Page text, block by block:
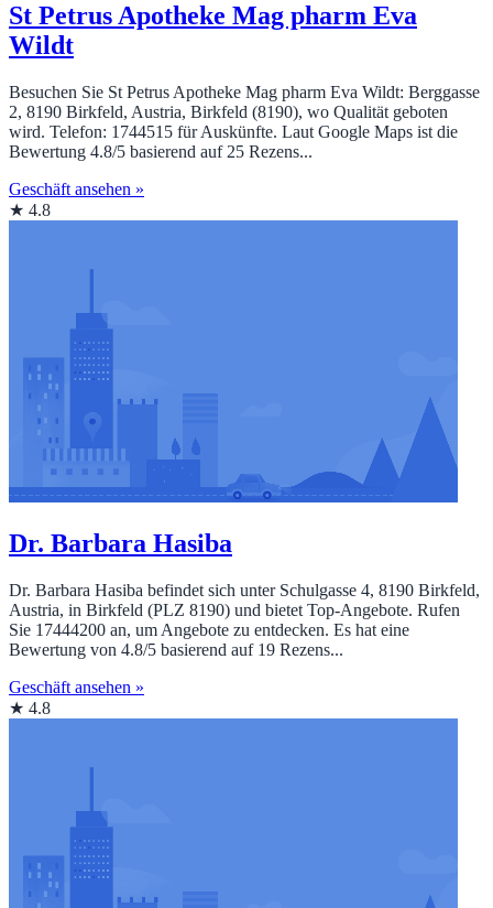
St Petrus Apotheke Mag pharm Eva
Wildt
Besuchen Sie St Petrus Apotheke Mag pharm Eva Wildt: Berggasse
2, 8190 Birkfeld, Austria, Birkfeld (8190), wo Qualität geboten
wird. Telefon: 1744515 für Auskünfte. Laut Google Maps ist die
Bewertung 4.8/5 basierend auf 25 Rezens...
Geschäft ansehen »
★ 4.8
Dr. Barbara Hasiba
Dr. Barbara Hasiba befindet sich unter Schulgasse 4, 8190 Birkfeld,
Austria, in Birkfeld (PLZ 8190) und bietet Top‑Angebote. Rufen
Sie 17444200 an, um Angebote zu entdecken. Es hat eine
Bewertung von 4.8/5 basierend auf 19 Rezens...
Geschäft ansehen »
★ 4.8